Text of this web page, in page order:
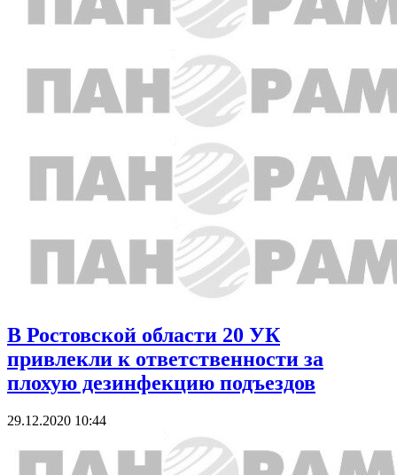
В Ростовской области 20 УК
привлекли к ответственности за
плохую дезинфекцию подъездов
29.12.2020 10:44